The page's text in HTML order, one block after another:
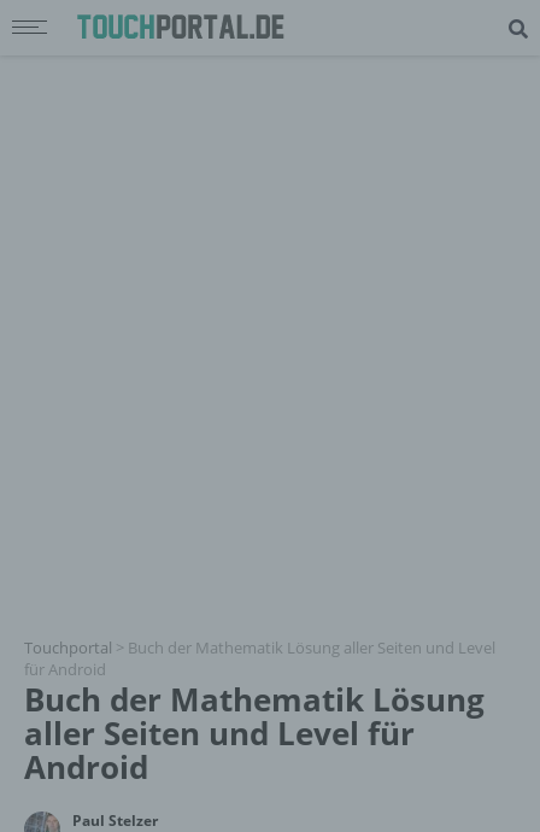
Touchportal > Buch der Mathematik Lösung aller Seiten und Level
für Android
Buch der Mathematik Lösung
aller Seiten und Level für
Android
Paul Stelzer